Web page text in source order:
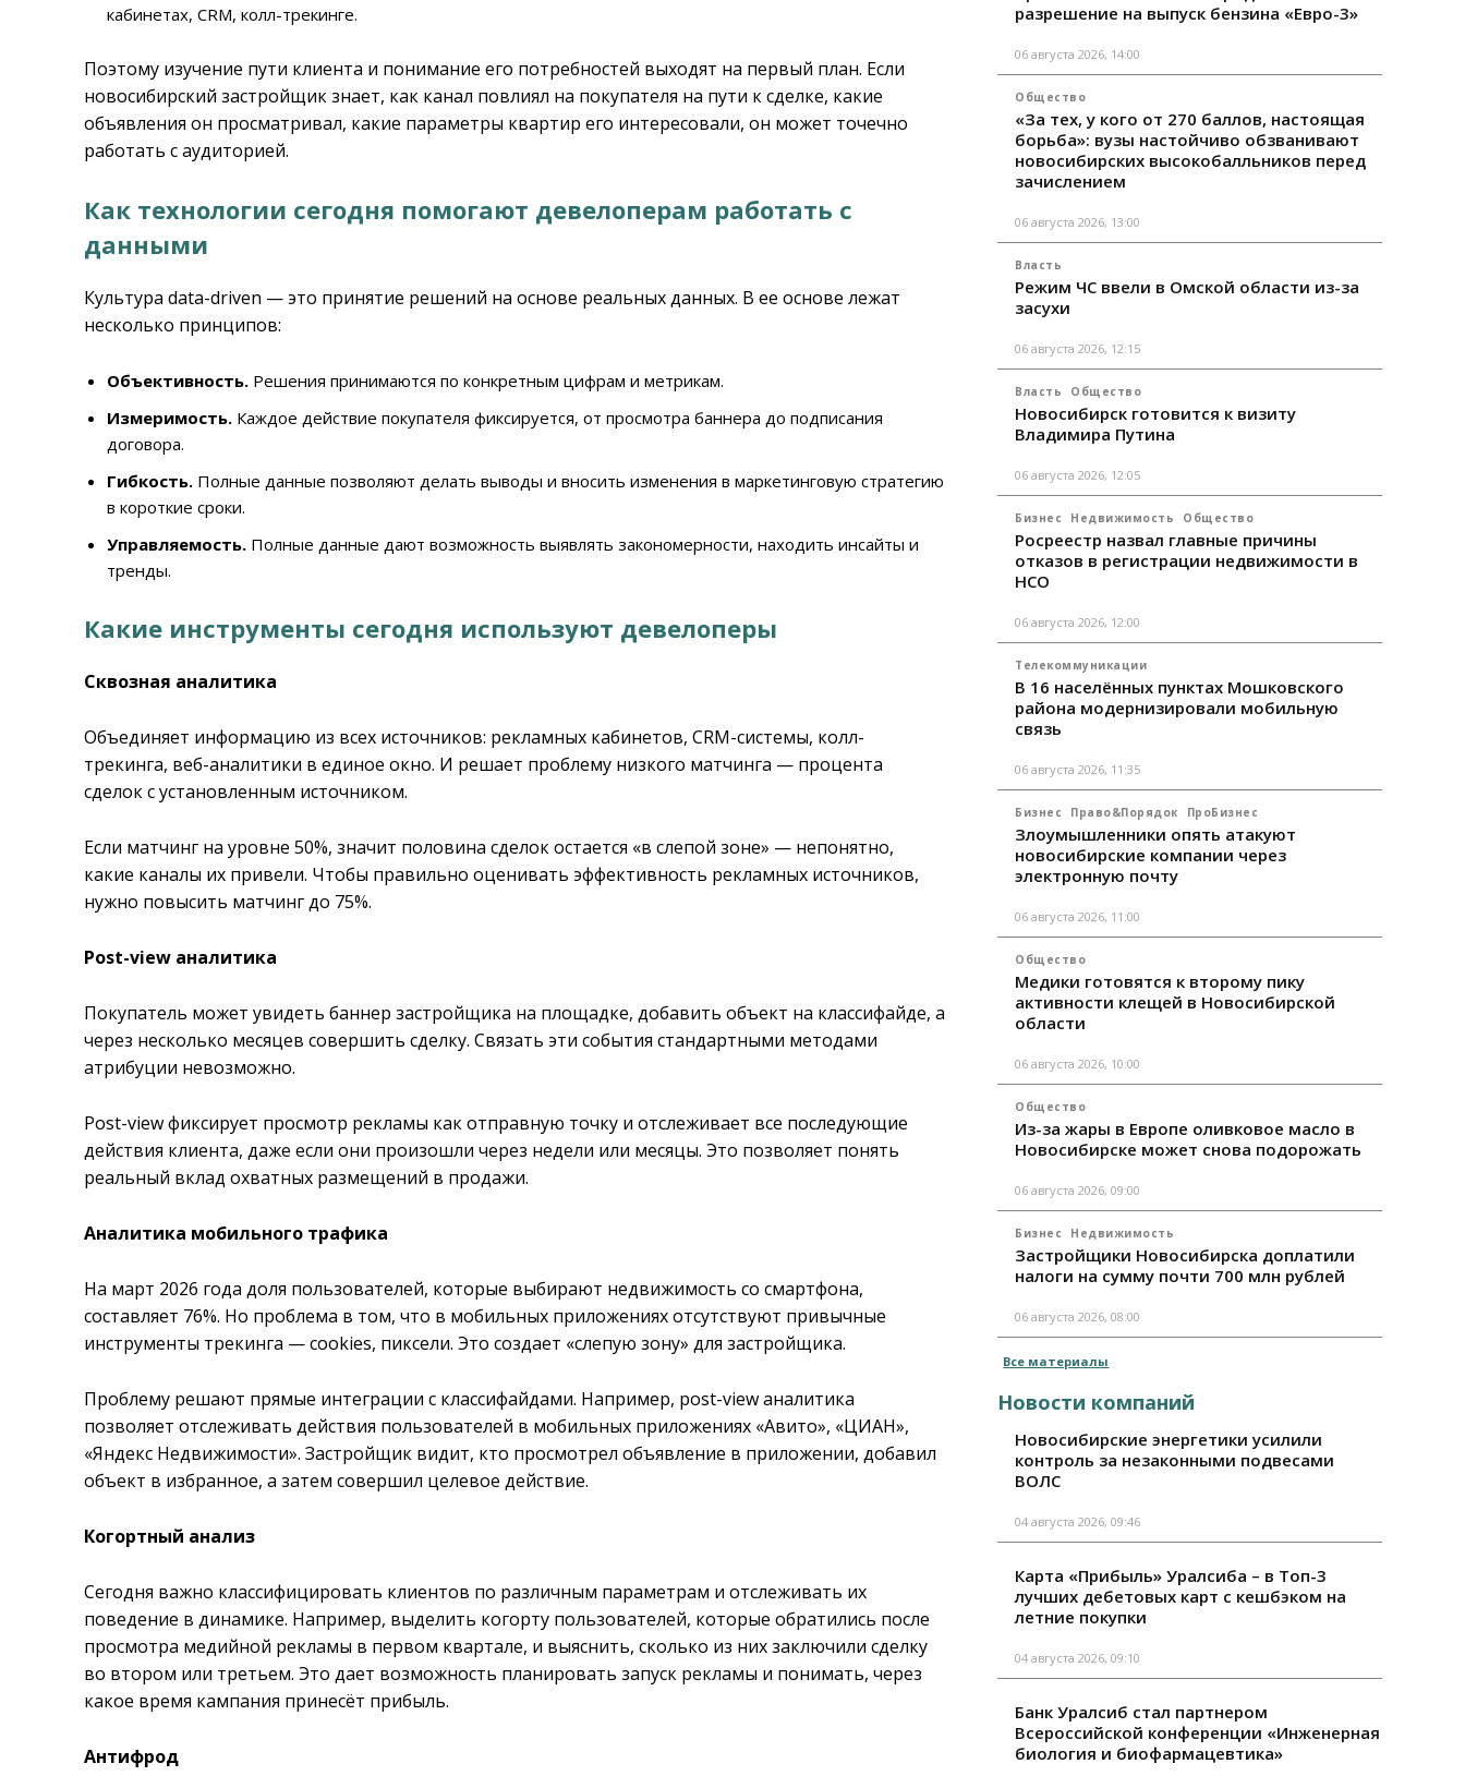
кабинетах, CRM, колл-трекинге.
Поэтому изучение пути клиента и понимание его потребностей выходят на первый план. Если
новосибирский застройщик знает, как канал повлиял на покупателя на пути к сделке, какие
объявления он просматривал, какие параметры квартир его интересовали, он может точечно
работать с аудиторией.
Как технологии сегодня помогают девелоперам работать с
данными
Культура data-driven — это принятие решений на основе реальных данных. В ее основе лежат
несколько принципов:
Объективность. Решения принимаются по конкретным цифрам и метрикам.
Измеримость. Каждое действие покупателя фиксируется, от просмотра баннера до подписания
договора.
Гибкость. Полные данные позволяют делать выводы и вносить изменения в маркетинговую стратегию
в короткие сроки.
Управляемость. Полные данные дают возможность выявлять закономерности, находить инсайты и
тренды.
Какие инструменты сегодня используют девелоперы
Сквозная аналитика
Объединяет информацию из всех источников: рекламных кабинетов, CRM-системы, колл-
трекинга, веб-аналитики в единое окно. И решает проблему низкого матчинга — процента
сделок с установленным источником.
Если матчинг на уровне 50%, значит половина сделок остается «в слепой зоне» — непонятно,
какие каналы их привели. Чтобы правильно оценивать эффективность рекламных источников,
нужно повысить матчинг до 75%.
Post-view аналитика
Покупатель может увидеть баннер застройщика на площадке, добавить объект на классифайде, а
через несколько месяцев совершить сделку. Связать эти события стандартными методами
атрибуции невозможно.
Post-view фиксирует просмотр рекламы как отправную точку и отслеживает все последующие
действия клиента, даже если они произошли через недели или месяцы. Это позволяет понять
реальный вклад охватных размещений в продажи.
Аналитика мобильного трафика
На март 2026 года доля пользователей, которые выбирают недвижимость со смартфона,
составляет 76%. Но проблема в том, что в мобильных приложениях отсутствуют привычные
инструменты трекинга — cookies, пиксели. Это создает «слепую зону» для застройщика.
Проблему решают прямые интеграции с классифайдами. Например, post-view аналитика
позволяет отслеживать действия пользователей в мобильных приложениях «Авито», «ЦИАН»,
«Яндекс Недвижимости». Застройщик видит, кто просмотрел объявление в приложении, добавил
объект в избранное, а затем совершил целевое действие.
Когортный анализ
Сегодня важно классифицировать клиентов по различным параметрам и отслеживать их
поведение в динамике. Например, выделить когорту пользователей, которые обратились после
просмотра медийной рекламы в первом квартале, и выяснить, сколько из них заключили сделку
во втором или третьем. Это дает возможность планировать запуск рекламы и понимать, через
какое время кампания принесёт прибыль.
Антифрод
разрешение на выпуск бензина «Евро-3»
06 августа 2026, 14:00
Общество
«За тех, у кого от 270 баллов, настоящая
борьба»: вузы настойчиво обзванивают
новосибирских высокобалльников перед
зачислением
06 августа 2026, 13:00
Власть
Режим ЧС ввели в Омской области из-за
засухи
06 августа 2026, 12:15
Власть Общество
Новосибирск готовится к визиту
Владимира Путина
06 августа 2026, 12:05
Бизнес Недвижимость Общество
Росреестр назвал главные причины
отказов в регистрации недвижимости в
НСО
06 августа 2026, 12:00
Телекоммуникации
В 16 населённых пунктах Мошковского
района модернизировали мобильную
связь
06 августа 2026, 11:35
Бизнес Право&Порядок ПроБизнес
Злоумышленники опять атакуют
новосибирские компании через
электронную почту
06 августа 2026, 11:00
Общество
Медики готовятся к второму пику
активности клещей в Новосибирской
области
06 августа 2026, 10:00
Общество
Из-за жары в Европе оливковое масло в
Новосибирске может снова подорожать
06 августа 2026, 09:00
Бизнес Недвижимость
Застройщики Новосибирска доплатили
налоги на сумму почти 700 млн рублей
06 августа 2026, 08:00
Все материалы
Новости компаний
Новосибирские энергетики усилили
контроль за незаконными подвесами
ВОЛС
04 августа 2026, 09:46
Карта «Прибыль» Уралсиба – в Топ-3
лучших дебетовых карт с кешбэком на
летние покупки
04 августа 2026, 09:10
Банк Уралсиб стал партнером
Всероссийской конференции «Инженерная
биология и биофармацевтика»